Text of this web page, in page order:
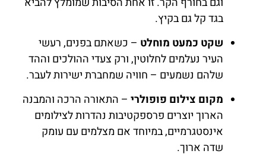
בגד קל גם בקיץ.
שקט כמעט מוחלט – כשאתם בפנים, רעשי
העיר נעלמים לחלוטין, ורק צעדי ההולכים וההד
שלהם נשמעים – חוויה שמחברת ישירות לעבר.
מקום צילום פופולרי – התאורה הרכה והמבנה
הארוך יוצרים פרספקטיבות נהדרות לצילומים
אינסטגרמיים, במיוחד אם מצלמים עם עומק
שדה ארוך.